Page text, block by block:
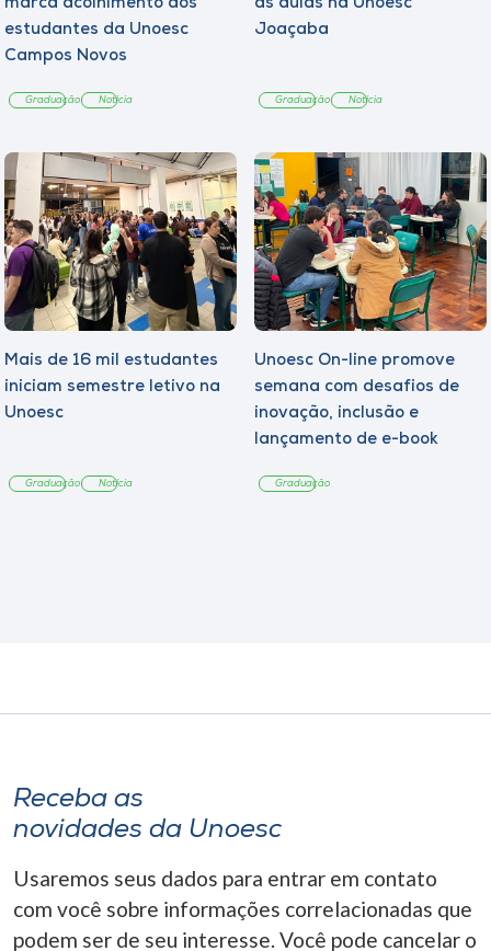
marca acolhimento aos
estudantes da Unoesc
Campos Novos
Graduação Notícia
às aulas na Unoesc
Joaçaba
Graduação Notícia
Mais de 16 mil estudantes
iniciam semestre letivo na
Unoesc
Graduação Notícia
Unoesc On-line promove
semana com desafios de
inovação, inclusão e
lançamento de e-book
Graduação
Receba as
novidades da Unoesc
Usaremos seus dados para entrar em contato
com você sobre informações correlacionadas que
podem ser de seu interesse. Você pode cancelar o